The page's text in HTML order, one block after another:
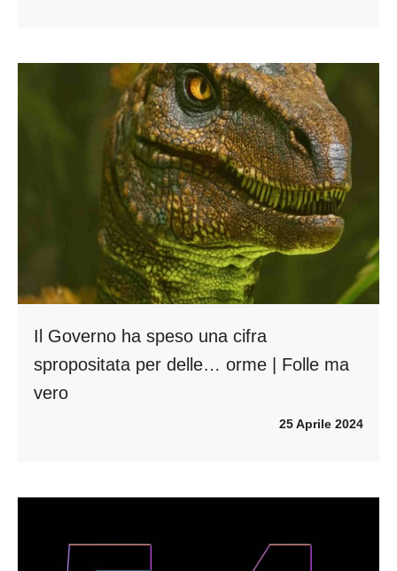
Il Governo ha speso una cifra
spropositata per delle… orme | Folle ma
vero
25 Aprile 2024